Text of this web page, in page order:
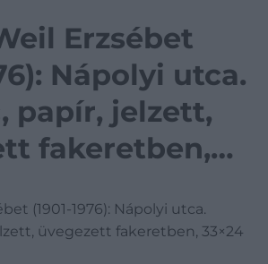
Erzsébet
Nápolyi utca.
papír, jelzett,
fakeretben,
(1901-1976): Nápolyi utca.
üvegezett fakeretben, 33×24